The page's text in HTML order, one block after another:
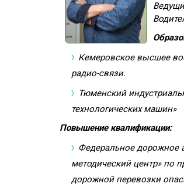
Кемеровское высшее
радио-связи.
Тюменский
технологических машин»
Повышение квалификации:
Федеральное дорожное
методический центр» по
дорожной перевозки